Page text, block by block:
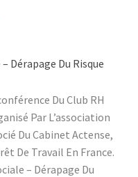
Dérapage Du Risque
Du Club RH
Par L’association
Du Cabinet Actense,
De Travail En France.
– Dérapage Du